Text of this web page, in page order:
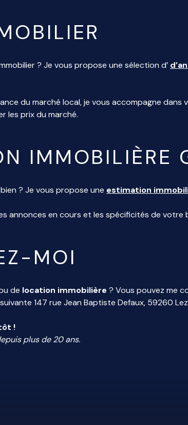
? Je vous propose une sélection d’
du marché local, je vous accompagne dans
les prix du marché.
IMMOBILIÈRE
? Je vous propose une estimation
annonces en cours et les spécificités de
MOI
de location immobilière ? Vous pouvez me
147 rue Jean Baptiste Defaux, 59260
!
plus de 20 ans.